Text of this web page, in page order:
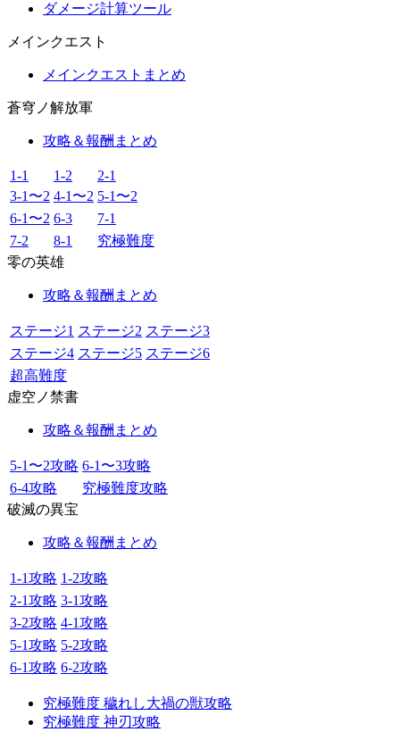
ダメージ計算ツール
メインクエスト
メインクエストまとめ
蒼穹ノ解放軍
攻略＆報酬まとめ
1-1 1-2
2-1
3-1〜2 4-1〜2 5-1〜2
6-1〜2 6-3
7-1
7-2
8-1
究極難度
零の英雄
攻略＆報酬まとめ
ステージ1 ステージ2 ステージ3
ステージ4 ステージ5 ステージ6
超高難度
虚空ノ禁書
攻略＆報酬まとめ
5-1〜2攻略 6-1〜3攻略
6-4攻略
究極難度攻略
破滅の異宝
攻略＆報酬まとめ
1-1攻略 1-2攻略
2-1攻略 3-1攻略
3-2攻略 4-1攻略
5-1攻略 5-2攻略
6-1攻略 6-2攻略
究極難度 穢れし大禍の獣攻略
究極難度 神刃攻略